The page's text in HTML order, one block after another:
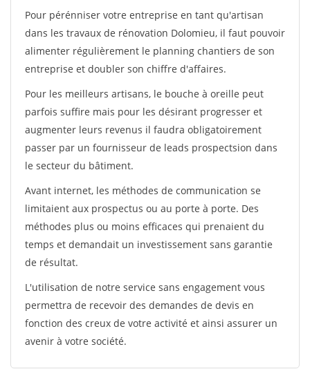
Pour pérénniser votre entreprise en tant qu'artisan
dans les travaux de rénovation Dolomieu, il faut pouvoir
alimenter régulièrement le planning chantiers de son
entreprise et doubler son chiffre d'affaires.
Pour les meilleurs artisans, le bouche à oreille peut
parfois suffire mais pour les désirant progresser et
augmenter leurs revenus il faudra obligatoirement
passer par un fournisseur de leads prospectsion dans
le secteur du bâtiment.
Avant internet, les méthodes de communication se
limitaient aux prospectus ou au porte à porte. Des
méthodes plus ou moins efficaces qui prenaient du
temps et demandait un investissement sans garantie
de résultat.
L'utilisation de notre service sans engagement vous
permettra de recevoir des demandes de devis en
fonction des creux de votre activité et ainsi assurer un
avenir à votre société.